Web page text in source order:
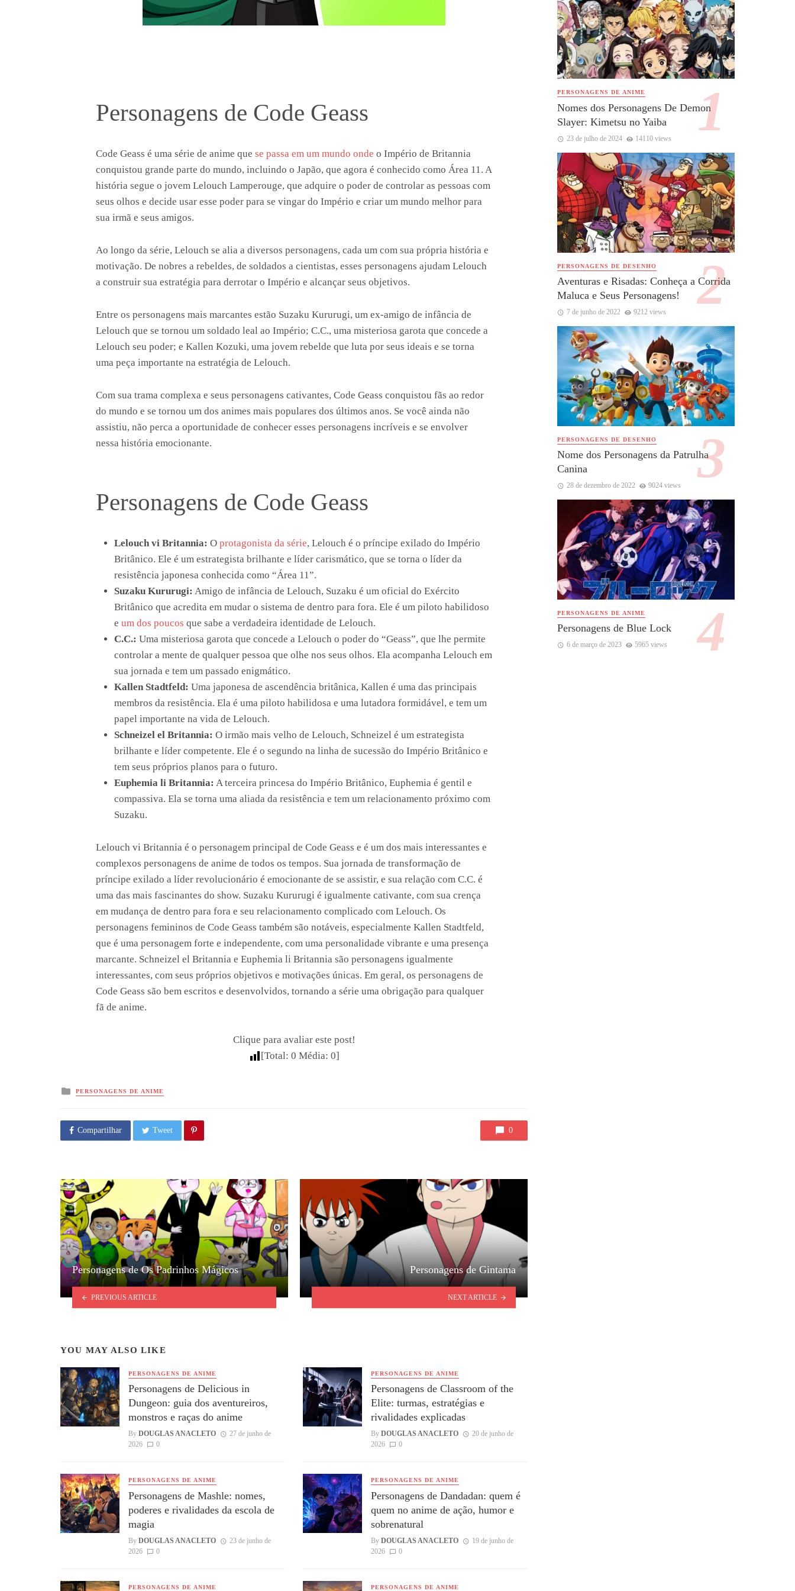
Personagens de Code Geass
Code Geass é uma série de anime que se passa em um mundo onde o Império de Britannia
conquistou grande parte do mundo, incluindo o Japão, que agora é conhecido como Área 11. A
história segue o jovem Lelouch Lamperouge, que adquire o poder de controlar as pessoas com
seus olhos e decide usar esse poder para se vingar do Império e criar um mundo melhor para
sua irmã e seus amigos.
Ao longo da série, Lelouch se alia a diversos personagens, cada um com sua própria história e
motivação. De nobres a rebeldes, de soldados a cientistas, esses personagens ajudam Lelouch
a construir sua estratégia para derrotar o Império e alcançar seus objetivos.
Entre os personagens mais marcantes estão Suzaku Kururugi, um ex-amigo de infância de
Lelouch que se tornou um soldado leal ao Império; C.C., uma misteriosa garota que concede a
Lelouch seu poder; e Kallen Kozuki, uma jovem rebelde que luta por seus ideais e se torna
uma peça importante na estratégia de Lelouch.
Com sua trama complexa e seus personagens cativantes, Code Geass conquistou fãs ao redor
do mundo e se tornou um dos animes mais populares dos últimos anos. Se você ainda não
assistiu, não perca a oportunidade de conhecer esses personagens incríveis e se envolver
nessa história emocionante.
Personagens de Code Geass
Lelouch vi Britannia: O protagonista da série, Lelouch é o príncipe exilado do Império
Britânico. Ele é um estrategista brilhante e líder carismático, que se torna o líder da
resistência japonesa conhecida como “Área 11”.
Suzaku Kururugi: Amigo de infância de Lelouch, Suzaku é um oficial do Exército
Britânico que acredita em mudar o sistema de dentro para fora. Ele é um piloto habilidoso
e um dos poucos que sabe a verdadeira identidade de Lelouch.
C.C.: Uma misteriosa garota que concede a Lelouch o poder do “Geass”, que lhe permite
controlar a mente de qualquer pessoa que olhe nos seus olhos. Ela acompanha Lelouch em
sua jornada e tem um passado enigmático.
Kallen Stadtfeld: Uma japonesa de ascendência britânica, Kallen é uma das principais
membros da resistência. Ela é uma piloto habilidosa e uma lutadora formidável, e tem um
papel importante na vida de Lelouch.
Schneizel el Britannia: O irmão mais velho de Lelouch, Schneizel é um estrategista
brilhante e líder competente. Ele é o segundo na linha de sucessão do Império Britânico e
tem seus próprios planos para o futuro.
Euphemia li Britannia: A terceira princesa do Império Britânico, Euphemia é gentil e
compassiva. Ela se torna uma aliada da resistência e tem um relacionamento próximo com
Suzaku.
Lelouch vi Britannia é o personagem principal de Code Geass e é um dos mais interessantes e
complexos personagens de anime de todos os tempos. Sua jornada de transformação de
príncipe exilado a líder revolucionário é emocionante de se assistir, e sua relação com C.C. é
uma das mais fascinantes do show. Suzaku Kururugi é igualmente cativante, com sua crença
em mudança de dentro para fora e seu relacionamento complicado com Lelouch. Os
personagens femininos de Code Geass também são notáveis, especialmente Kallen Stadtfeld,
que é uma personagem forte e independente, com uma personalidade vibrante e uma presença
marcante. Schneizel el Britannia e Euphemia li Britannia são personagens igualmente
interessantes, com seus próprios objetivos e motivações únicas. Em geral, os personagens de
Code Geass são bem escritos e desenvolvidos, tornando a série uma obrigação para qualquer
fã de anime.
Clique para avaliar este post!
[Total: 0 Média: 0]
Posted
in
PERSONAGENS DE ANIME
Compartilhar Tweet 0
Personagens de Os Padrinhos Mágicos
PREVIOUS ARTICLE
Personagens de Gintama
NEXT ARTICLE
YOU MAY ALSO LIKE
PERSONAGENS DE ANIME
Personagens de Delicious in
Dungeon: guia dos aventureiros,
monstros e raças do anime
By DOUGLAS ANACLETO
27 de junho de
2026
0
PERSONAGENS DE ANIME
Personagens de Mashle: nomes,
poderes e rivalidades da escola de
magia
By DOUGLAS ANACLETO
23 de junho de
2026
0
PERSONAGENS DE ANIME
PERSONAGENS DE ANIME
Personagens de Classroom of the
Elite: turmas, estratégias e
rivalidades explicadas
By DOUGLAS ANACLETO
20 de junho de
2026
0
PERSONAGENS DE ANIME
Personagens de Dandadan: quem é
quem no anime de ação, humor e
sobrenatural
By DOUGLAS ANACLETO
19 de junho de
2026
0
PERSONAGENS DE ANIME
PERSONAGENS DE ANIME
Nomes dos Personagens De Demon
Slayer: Kimetsu no Yaiba
23 de julho de 2024 14110 views
PERSONAGENS DE DESENHO
Aventuras e Risadas: Conheça a Corrida
Maluca e Seus Personagens!
7 de junho de 2022 9212 views
PERSONAGENS DE DESENHO
Nome dos Personagens da Patrulha
Canina
28 de dezembro de 2022 9024 views
PERSONAGENS DE ANIME
Personagens de Blue Lock
6 de março de 2023 5965 views